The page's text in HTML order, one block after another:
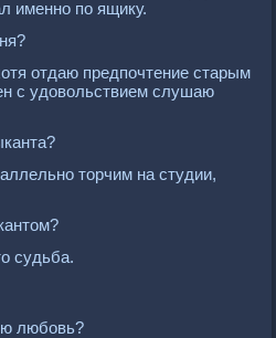
именно по ящику.
отдаю предпочтение старым
с удовольствием слушаю
торчим на студии,
судьба.
любовь?